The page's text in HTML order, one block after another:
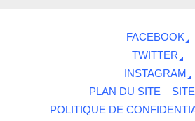
FACEBOOK
TWITTER
INSTAGRAM
PLAN DU SITE –
POLITIQUE DE